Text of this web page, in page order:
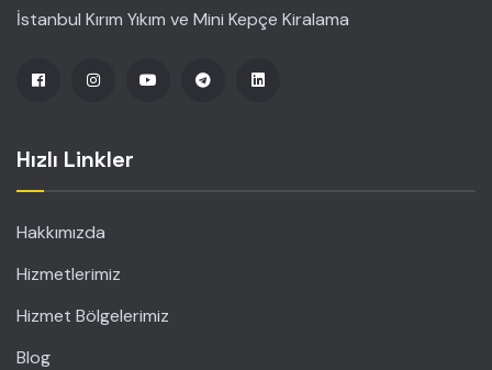
İstanbul Kırım Yıkım ve Mini Kepçe Kiralama
Hızlı Linkler
Hakkımızda
Hizmetlerimiz
Hizmet Bölgelerimiz
Blog